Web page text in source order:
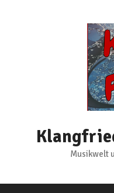
Musikwelt